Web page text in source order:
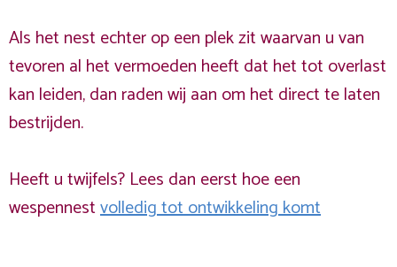
Als het nest echter op een plek zit waarvan u van
tevoren al het vermoeden heeft dat het tot overlast
kan leiden, dan raden wij aan om het direct te laten
bestrijden.
Heeft u twijfels? Lees dan eerst hoe een
wespennestvolledig tot ontwikkeling komt